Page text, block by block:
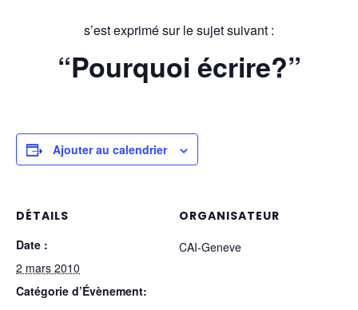
s’est exprimé sur le sujet suivant :
“Pourquoi écrire?”
Ajouter au calendrier
DÉTAILS
Date :
2 mars 2010
Catégorie d’Évènement:
ORGANISATEUR
CAI-Geneve